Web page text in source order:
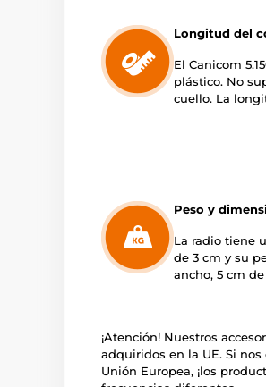
Longitud del
El Canicom
plástico. No
cuello. La
Peso y
La radio tiene
de 3 cm y su
ancho, 5 cm
¡Atención! Nuestros
adquiridos en la UE. Si
Unión Europea, ¡los